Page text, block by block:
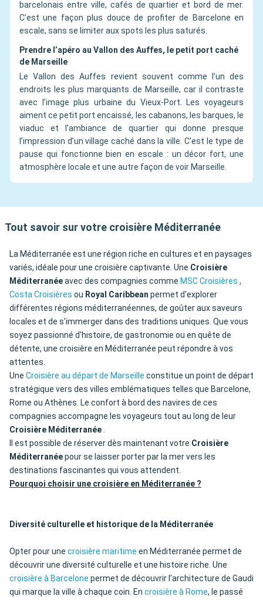
barcelonais entre ville, cafés de quartier et bord de mer.
C’est une façon plus douce de profiter de Barcelone en
escale, sans se limiter aux spots les plus saturés.
Prendre l’apéro au Vallon des Auffes, le petit port caché
de Marseille
Le Vallon des Auffes revient souvent comme l’un des
endroits les plus marquants de Marseille, car il contraste
avec l’image plus urbaine du Vieux-Port. Les voyageurs
aiment ce petit port encaissé, les cabanons, les barques, le
viaduc et l’ambiance de quartier qui donne presque
l’impression d’un village caché dans la ville. C’est le type de
pause qui fonctionne bien en escale : un décor fort, une
atmosphère locale et une autre façon de voir Marseille.
Tout savoir sur votre croisière Méditerranée
La Méditerranée est une région riche en cultures et en paysages
variés, idéale pour une croisière captivante. Une Croisière
Méditerranéeavec des compagnies comme MSC Croisières ,
Costa Croisières ou Royal Caribbean permet d'explorer
différentes régions méditerranéennes, de goûter aux saveurs
locales et de s'immerger dans des traditions uniques. Que vous
soyez passionné d'histoire, de gastronomie ou en quête de
détente, une croisière en Méditerranée peut répondre à vos
attentes.
Une Croisière au départ de Marseille constitue un point de départ
stratégique vers des villes emblématiques telles que Barcelone,
Rome ou Athènes. Le confort à bord des navires de ces
compagnies accompagne les voyageurs tout au long de leur
Croisière Méditerranée.
Il est possible de réserver dès maintenant votre Croisière
Méditerranéepour se laisser porter par la mer vers les
destinations fascinantes qui vous attendent.
Pourquoi choisir une croisière en Méditerranée ?
Diversité culturelle et historique de la Méditerranée
Opter pour une croisière maritime en Méditerranée permet de
découvrir une diversité culturelle et une histoire riche. Une
croisière à Barcelone permet de découvrir l'architecture de Gaudi
qui marque la ville à chaque coin. En croisière à Rome, le passé